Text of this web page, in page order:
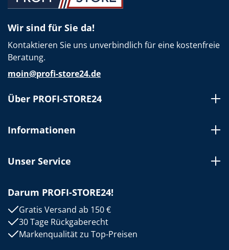
Wir sind für Sie da!
Kontaktieren Sie uns unverbindlich für eine kostenfreie
Beratung.
moin@profi-store24.de
Über PROFI-STORE24
Informationen
Unser Service
Darum PROFI-STORE24!
Gratis Versand ab 150 €
30 Tage Rückgaberecht
Markenqualität zu Top-Preisen